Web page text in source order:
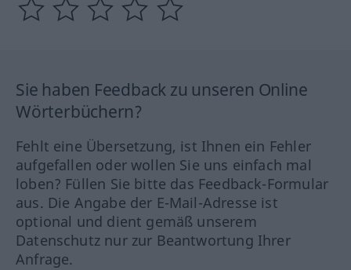
Sie haben Feedback zu unseren Online
Wörterbüchern?
Fehlt eine Übersetzung, ist Ihnen ein Fehler
aufgefallen oder wollen Sie uns einfach mal
loben? Füllen Sie bitte das Feedback-Formular
aus. Die Angabe der E-Mail-Adresse ist
optional und dient gemäß unserem
Datenschutz nur zur Beantwortung Ihrer
Anfrage.